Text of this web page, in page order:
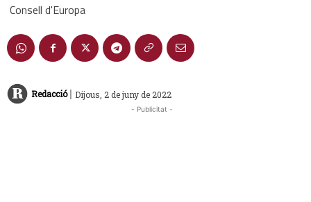
Consell d'Europa
Redacció | Dijous, 2 de juny de 2022
- Publicitat -